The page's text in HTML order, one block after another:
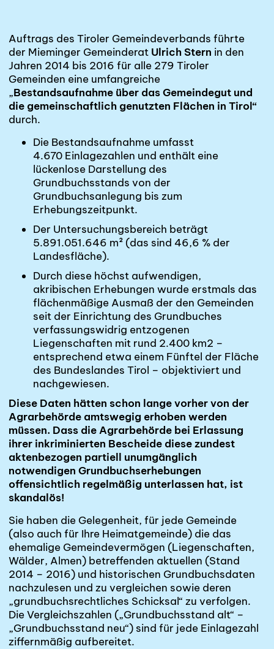
Auftrags des Tiroler Gemeindeverbands führte
der Mieminger Gemeinderat Ulrich Stern in den
Jahren 2014 bis 2016 für alle 279 Tiroler
Gemeinden eine umfangreiche
„Bestandsaufnahme über das Gemeindegut und
die gemeinschaftlich genutzten Flächen in Tirol“
durch.
Die Bestandsaufnahme umfasst
4.670 Einlagezahlen und enthält eine
lückenlose Darstellung des
Grundbuchsstands von der
Grundbuchsanlegung bis zum
Erhebungszeitpunkt.
Der Untersuchungsbereich beträgt
5.891.051.646 m² (das sind 46,6 % der
Landesfläche).
Durch diese höchst aufwendigen,
akribischen Erhebungen wurde erstmals das
flächenmäßige Ausmaß der den Gemeinden
seit der Einrichtung des Grundbuches
verfassungswidrig entzogenen
Liegenschaften mit rund 2.400 km2 –
entsprechend etwa einem Fünftel der Fläche
des Bundeslandes Tirol – objektiviert und
nachgewiesen.
Diese Daten hätten schon lange vorhervon der
Agrarbehörde amtswegig erhoben werden
müssen. Dass die Agrarbehörde bei Erlassung
ihrer inkriminierten Bescheide diese zundest
aktenbezogen partiell unumgänglich
notwendigen Grundbuchserhebungen
offensichtlich regelmäßig unterlassen hat, ist
skandalös!
Sie haben die Gelegenheit, für jede Gemeinde
(also auch für Ihre Heimatgemeinde) die das
ehemalige Gemeindevermögen (Liegenschaften,
Wälder, Almen) betreffenden aktuellen (Stand
2014 – 2016) und historischen Grundbuchsdaten
nachzulesen und zu vergleichen sowie deren
„grundbuchsrechtliches Schicksal“ zu verfolgen.
Die Vergleichszahlen („Grundbuchsstand alt“ –
„Grundbuchsstand neu“) sind für jede Einlagezahl
ziffernmäßig aufbereitet.